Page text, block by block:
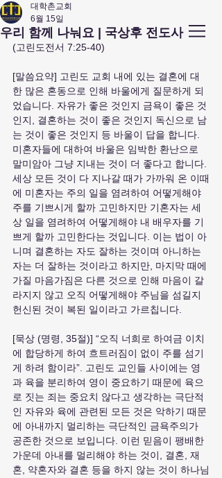
앤아버 ​ 대학촌 교회
Campus Town Church of Ann Arbor
우리 함께 나눠요 | 국상후 전도사
대학촌교회
6월 15일
(고린도전서 7:25-40)
[말씀요약] 고린도 교회 내에 있는 결혼에 대
한 많은 혼동으로 인해 바울에게 질문하게 되
었습니다. 자유가 좋은 것인지 금욕이 좋은 것
인지, 결혼하는 것이 좋은 것인지 독신으로 남
는 것이 좋은 것인지 등 바울이 답을 합니다.
미혼자들에 대하여 바울은 임박한 환난으로
말미암아 그냥 지내는 것이 더 좋다고 합니다.
세상 모든 것이 다 지나갈 때가 가까워 온 이때
에 미혼자는 주의 일을 염려하여 어떻게해야
주를 기쁘시게 할까 고민하지만 기혼자는 세
상 일을 염려하여 어떻게해야 내 배우자를 기
쁘게 할까 고민한다는 것입니다. 이는 법이 아
니며 결혼하는 자도 잘하는 것이며 아니하는
자는 더 잘하는 것이라고 하지만, 마지막 때에
가질 마음가짐은 다른 것으로 인해 마음이 갈
라지지 않고 오직 어떻게해야 주님을 섬길지
헌신된 것이 복된 일이라고 가르칩니다.
[묵상 (명령, 35절)] “오직 너희로 하여금 이치
에 합당하게 하여 흐트러짐이 없이 주를 섬기
게 하려 함이라”. 고린도 교인들 사이에는 영
과 육을 분리하여 영이 중요하기 때문에 육으
로 짓는 죄는 중요치 않다고 생각하는 극단적
인 자유와 육에 관련된 모든 것은 악하기 때문
에 아내까지 멀리하는 극단적인 금욕주의가
공존한 것으로 보입니다. 이런 믿음이 팽배한
가운데 아내를 멀리해야 하는 것이, 결혼, 재
혼, 약혼자와 결혼 등을 하지 않는 것이 하나님